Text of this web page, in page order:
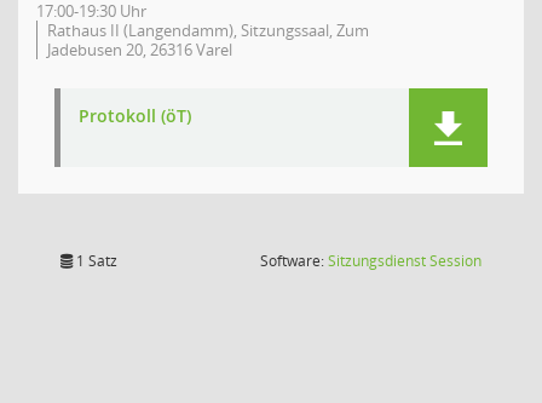
17:00-19:30 Uhr
Rathaus II (Langendamm), Sitzungssaal, Zum
Jadebusen 20, 26316 Varel
Protokoll (öT)
1 Satz Software:SitzungsdienstSession(Wird in